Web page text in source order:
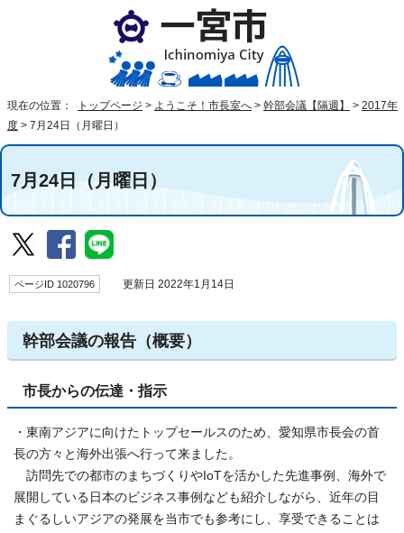
現在の位置： トップページ > ようこそ！市長室へ > 幹部会議【隔週】 > 2017年
度 > 7月24日（月曜日）
7月24日（月曜日）
ページID 1020796 更新日 2022年1月14日
幹部会議の報告（概要）
市長からの伝達・指示
・東南アジアに向けたトップセールスのため、愛知県市長会の首
長の方々と海外出張へ行って来ました。
訪問先での都市のまちづくりやIoTを活かした先進事例、海外で
展開している日本のビジネス事例なども紹介しながら、近年の目
まぐるしいアジアの発展を当市でも参考にし、享受できることは